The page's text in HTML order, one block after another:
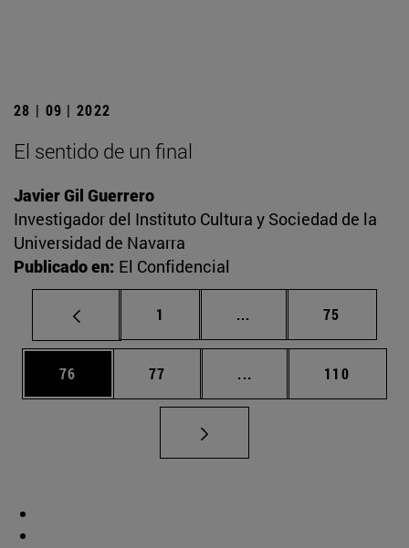
28 | 09 | 2022
El sentido de un final
Javier Gil Guerrero
Investigador del Instituto Cultura y Sociedad de la
Universidad de Navarra
Publicado en: El Confidencial
Página
1 ... Páginas intermedias
Página
75
Página
76 Página
77 ... Páginas intermedias
Página
110